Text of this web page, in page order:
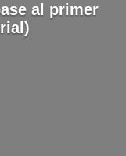
al primer